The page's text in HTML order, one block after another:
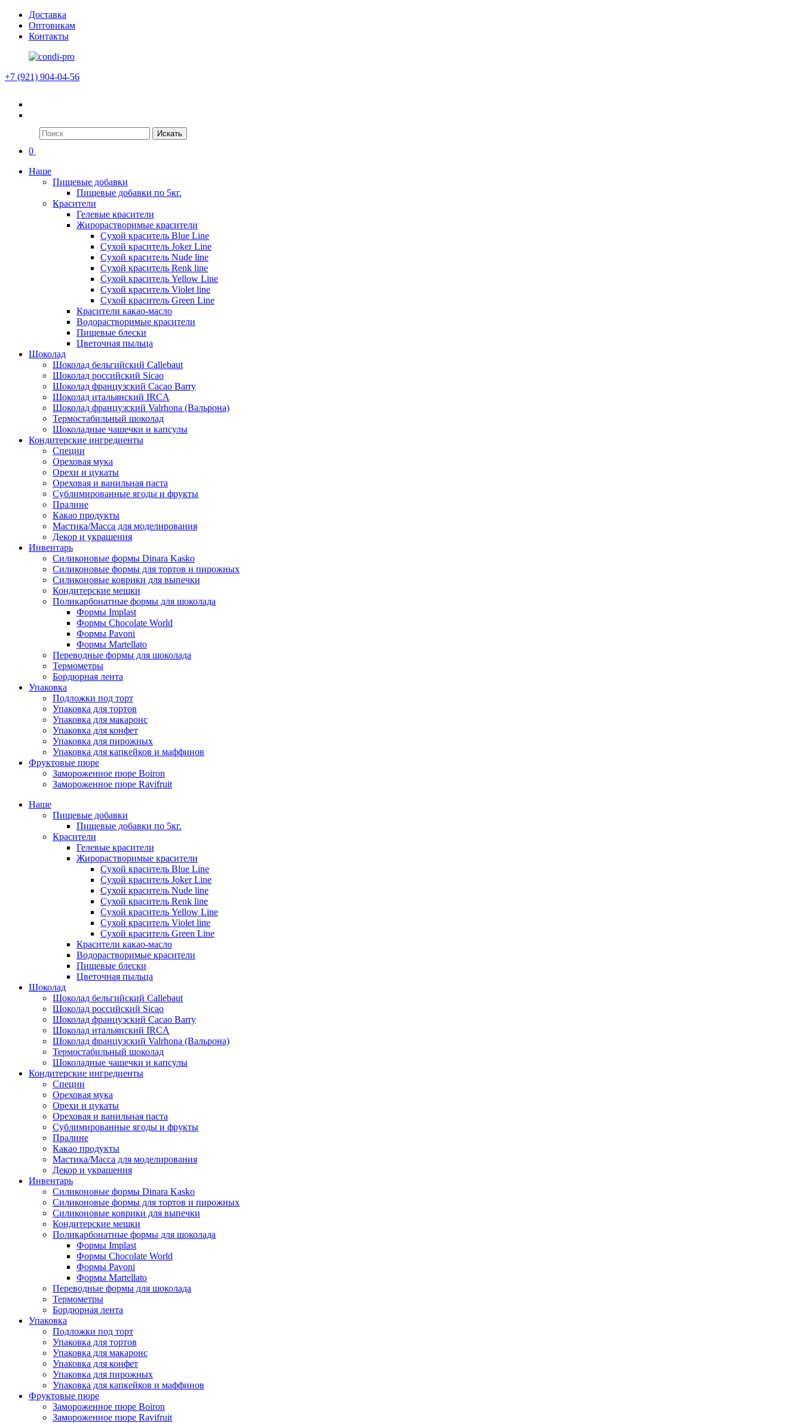
Доставка
Оптовикам
Контакты
+7 (921) 904-04-56
Искать
0
Наше
Пищевые добавки
Пищевые добавки по 5кг.
Красители
Гелевые красители
Жирорастворимые красители
Сухой краситель Blue Line
Сухой краситель Joker Line
Сухой краситель Nude line
Сухой краситель Renk line
Сухой краситель Yellow Line
Сухой краситель Violet line
Сухой краситель Green Line
Красители какао-масло
Водорастворимые красители
Пищевые блески
Цветочная пыльца
Шоколад
Шоколад бельгийский Callebaut
Шоколад российский Sicao
Шоколад французский Cacao Barry
Шоколад итальянский IRCA
Шоколад французский Valrhona (Вальрона)
Термостабильный шоколад
Шоколадные чашечки и капсулы
Кондитерские ингредиенты
Специи
Ореховая мука
Орехи и цукаты
Ореховая и ванильная паста
Сублимированные ягоды и фрукты
Пралине
Какао продукты
Мастика/Масса для моделирования
Декор и украшения
Инвентарь
Силиконовые формы Dinara Kasko
Силиконовые формы для тортов и пирожных
Силиконовые коврики для выпечки
Кондитерские мешки
Поликарбонатные формы для шоколада
Формы Implast
Формы Chocolate World
Формы Pavoni
Формы Martellato
Переводные формы для шоколада
Термометры
Бордюрная лента
Упаковка
Подложки под торт
Упаковка для тортов
Упаковка для макаронс
Упаковка для конфет
Упаковка для пирожных
Упаковка для капкейков и маффинов
Фруктовые пюре
Замороженное пюре Boiron
Замороженное пюре Ravifruit
Наше
Пищевые добавки
Пищевые добавки по 5кг.
Красители
Гелевые красители
Жирорастворимые красители
Сухой краситель Blue Line
Сухой краситель Joker Line
Сухой краситель Nude line
Сухой краситель Renk line
Сухой краситель Yellow Line
Сухой краситель Violet line
Сухой краситель Green Line
Красители какао-масло
Водорастворимые красители
Пищевые блески
Цветочная пыльца
Шоколад
Шоколад бельгийский Callebaut
Шоколад российский Sicao
Шоколад французский Cacao Barry
Шоколад итальянский IRCA
Шоколад французский Valrhona (Вальрона)
Термостабильный шоколад
Шоколадные чашечки и капсулы
Кондитерские ингредиенты
Специи
Ореховая мука
Орехи и цукаты
Ореховая и ванильная паста
Сублимированные ягоды и фрукты
Пралине
Какао продукты
Мастика/Масса для моделирования
Декор и украшения
Инвентарь
Силиконовые формы Dinara Kasko
Силиконовые формы для тортов и пирожных
Силиконовые коврики для выпечки
Кондитерские мешки
Поликарбонатные формы для шоколада
Формы Implast
Формы Chocolate World
Формы Pavoni
Формы Martellato
Переводные формы для шоколада
Термометры
Бордюрная лента
Упаковка
Подложки под торт
Упаковка для тортов
Упаковка для макаронс
Упаковка для конфет
Упаковка для пирожных
Упаковка для капкейков и маффинов
Фруктовые пюре
Замороженное пюре Boiron
Замороженное пюре Ravifruit